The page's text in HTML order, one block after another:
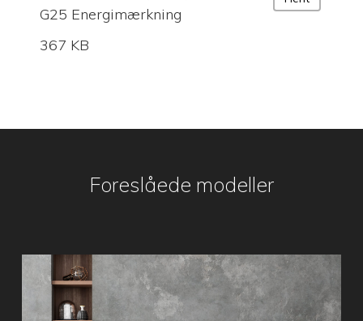
G25 Energimærkning
367 KB
Foreslåede modeller